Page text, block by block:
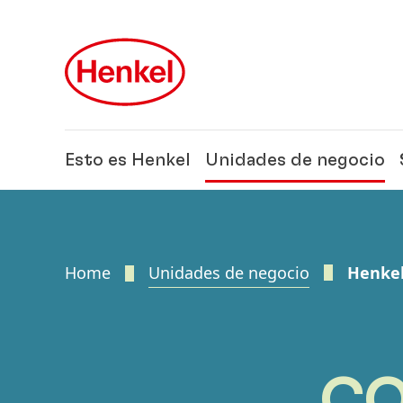
Esto es Henkel Unidades de negocio
Home Unidades de negocio